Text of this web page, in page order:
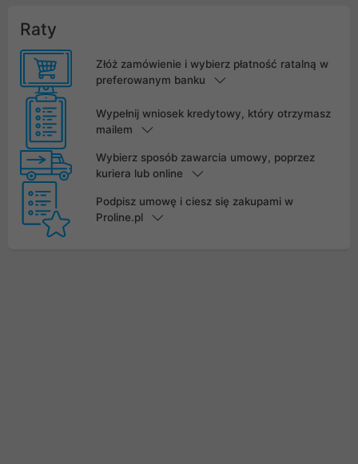
Raty
Złóż zamówienie i wybierz płatność ratalną w
preferowanym banku
Wypełnij wniosek kredytowy, który otrzymasz
mailem
Wybierz sposób zawarcia umowy, poprzez
kuriera lub online
Podpisz umowę i ciesz się zakupami w
Proline.pl